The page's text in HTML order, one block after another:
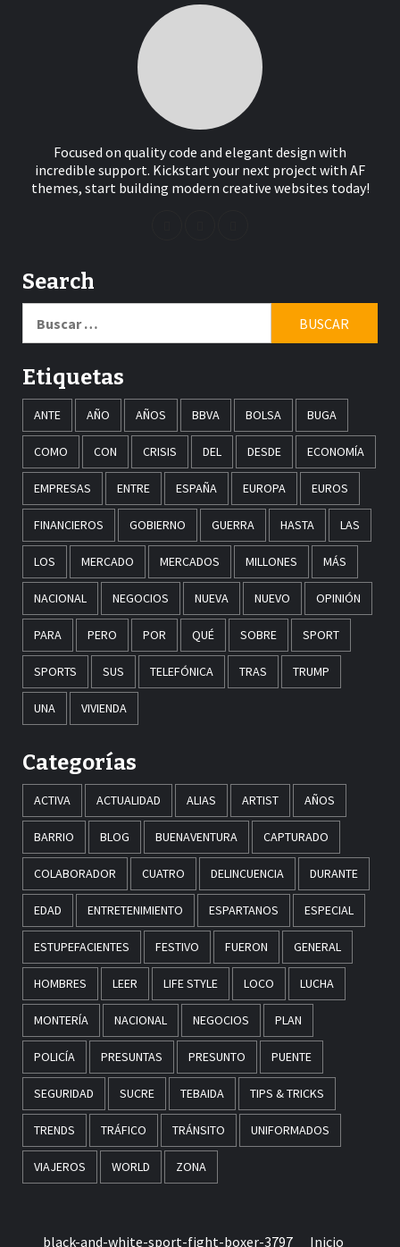
Focused on quality code and elegant design with
incredible support. Kickstart your next project with AF
themes, start building modern creative websites today!
Search
Etiquetas
ANTE AÑO AÑOS BBVA BOLSA BUGA
COMO CON CRISIS DEL DESDE ECONOMÍA
EMPRESAS ENTRE ESPAÑA EUROPA EUROS
FINANCIEROS GOBIERNO GUERRA HASTA LAS
LOS MERCADO MERCADOS MILLONES MÁS
NACIONAL NEGOCIOS NUEVA NUEVO OPINIÓN
PARA PERO POR QUÉ SOBRE SPORT
SPORTS SUS TELEFÓNICA TRAS TRUMP
UNA VIVIENDA
Categorías
ACTIVA ACTUALIDAD ALIAS ARTIST AÑOS
BARRIO BLOG BUENAVENTURA CAPTURADO
COLABORADOR CUATRO DELINCUENCIA DURANTE
EDAD ENTRETENIMIENTO ESPARTANOS ESPECIAL
ESTUPEFACIENTES FESTIVO FUERON GENERAL
HOMBRES LEER LIFE STYLE LOCO LUCHA
MONTERÍA NACIONAL NEGOCIOS PLAN
POLICÍA PRESUNTAS PRESUNTO PUENTE
SEGURIDAD SUCRE TEBAIDA TIPS & TRICKS
TRENDS TRÁFICO TRÁNSITO UNIFORMADOS
VIAJEROS WORLD ZONA
black-and-white-sport-fight-boxer-3797 Inicio